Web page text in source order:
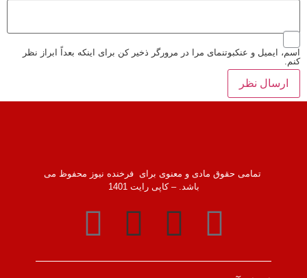
اسم، ایمیل و عنکبوتنمای مرا در مرورگر ذخیر کن برای اینکه بعداً ابراز نظر
کنم.
تمامی حقوق مادی و معنوی برای فرخنده نیوز محفوظ می
باشد. – کاپی رایت 1401